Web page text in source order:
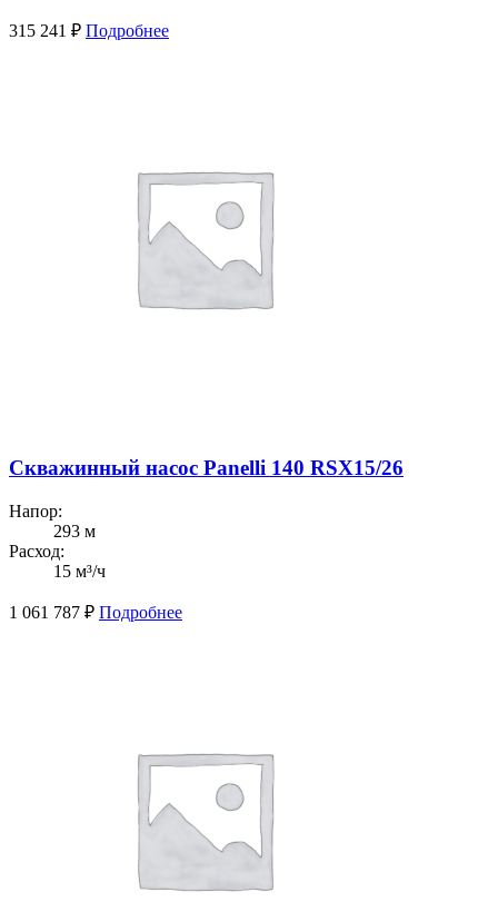
315 241 ₽ Подробнее
Скважинный насос Panelli 140 RSX15/26
Напор:
293 м
Расход:
15 м³/ч
1 061 787 ₽ Подробнее